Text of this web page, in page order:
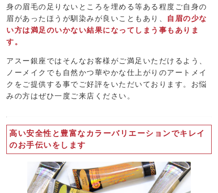
身の眉毛の足りないところを埋める等ある程度ご自身の
眉があったほうが馴染みが良いこともあり、 自眉の少な
い方は満足のいかない結果になってしまう事もありま
す。
アスー銀座ではそんなお客様がご満足いただけるよう、
ノーメイクでも自然かつ華やかな仕上がりのアートメイ
クをご提供する事でご好評をいただいております。お悩
みの方はぜひ一度ご来店ください。
高い安全性と豊富なカラーバリエーションでキレイ
のお手伝いをします